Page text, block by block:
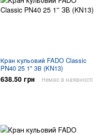
Кран кульовий FADO Classic
PN40 25 1'' ЗВ (KN13)
638.50 грн Немає в наявності